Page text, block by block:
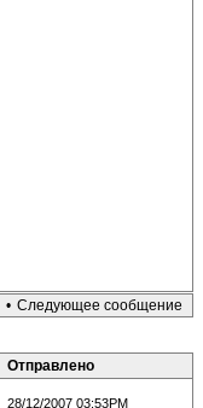
• Следующее сообщение
Отправлено
28/12/2007 03:53PM